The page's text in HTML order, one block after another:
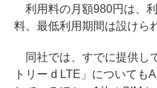
利用料の月額980円は、
料。最低利用期間は設けら
同社では、すでに提供し
トリー d LTE」についても